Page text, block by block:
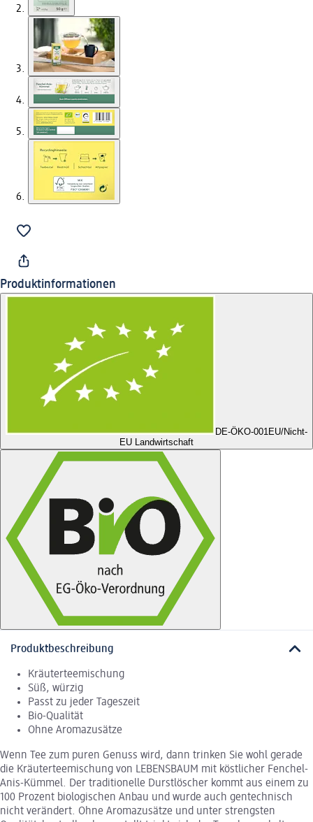
Produktinformationen
DE-ÖKO-001EU/Nicht-
EU Landwirtschaft
Produktbeschreibung
Kräuterteemischung
Süß, würzig
Passt zu jeder Tageszeit
Bio-Qualität
Ohne Aromazusätze
Wenn Tee zum puren Genuss wird, dann trinken Sie wohl gerade
die Kräuterteemischung von LEBENSBAUM mit köstlicher Fenchel-
Anis-Kümmel. Der traditionelle Durstlöscher kommt aus einem zu
100 Prozent biologischen Anbau und wurde auch gentechnisch
nicht verändert. Ohne Aromazusätze und unter strengsten